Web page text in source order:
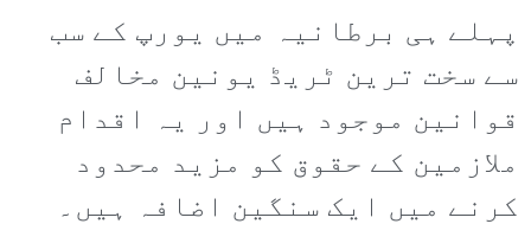
پہلے ہی برطانیہ میں یورپ کے سب
سے سخت ترین ٹریڈ یونین مخالف
قوانین موجود ہیں اور یہ اقدام
ملازمین کے حقوق کو مزید محدود
کرنے میں ایک سنگین اضافہ ہیں۔